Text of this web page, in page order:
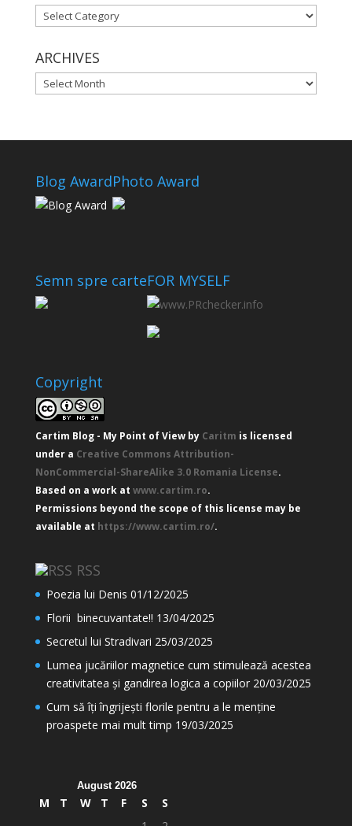
CATEGORIES
ARCHIVES
ARCHIVES
Blog AwardPhoto Award
Semn spre carteFOR MYSELF
Copyright
Cartim Blog - My Point of Viewby Caritm is licensed
under a Creative Commons Attribution-
NonCommercial-ShareAlike 3.0 Romania License.
Based on a work at www.cartim.ro.
Permissions beyond the scope of this license may be
available at https://www.cartim.ro/.
RSS
Poezia lui Denis 01/12/2025
Florii binecuvantate!! 13/04/2025
Secretul lui Stradivari 25/03/2025
Lumea jucăriilor magnetice cum stimulează acestea
creativitatea și gandirea logica a copiilor 20/03/2025
Cum să îți îngrijești florile pentru a le menține
proaspete mai mult timp 19/03/2025
August 2026
M T W T F S
S